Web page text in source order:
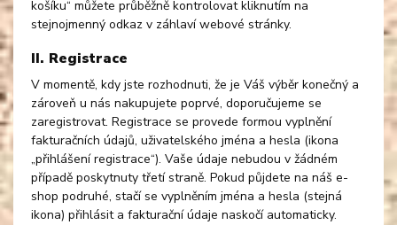
košíku“ můžete průběžně kontrolovat kliknutím na
stejnojmenný odkaz v záhlaví webové stránky.
II. Registrace
V momentě, kdy jste rozhodnuti, že je Váš výběr konečný a
zároveň u nás nakupujete poprvé, doporučujeme se
zaregistrovat. Registrace se provede formou vyplnění
fakturačních údajů, uživatelského jména a hesla (ikona
„přihlášení registrace“). Vaše údaje nebudou v žádném
případě poskytnuty třetí straně. Pokud půjdete na náš e-
shop podruhé, stačí se vyplněním jména a hesla (stejná
ikona) přihlásit a fakturační údaje naskočí automaticky.